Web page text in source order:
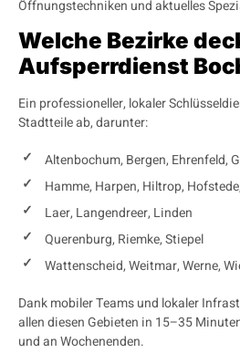
Öffnungstechniken und aktuelles
Welche Bezirke
Aufsperrdienst
Ein professioneller, lokaler
Stadtteile ab, darunter:
Altenbochum, Bergen, Ehrenfeld,
Hamme, Harpen, Hiltrop,
Laer, Langendreer, Linden
Querenburg, Riemke, Stiepel
Wattenscheid, Weitmar, Werne,
Dank mobiler Teams und lokaler
allen diesen Gebieten in 15–35
und an Wochenenden.